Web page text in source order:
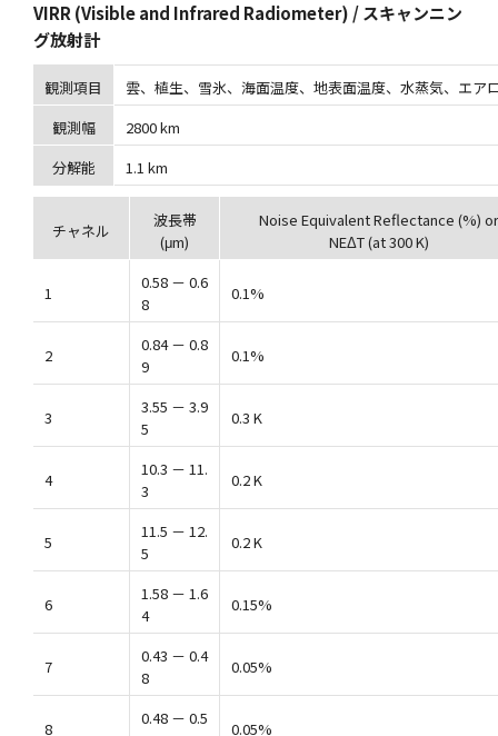
VIRR (Visible and Infrared Radiometer) / スキャンニン
グ放射計
観測項目
雲、植生、雪氷、海面温度、地表面温度、水蒸気、エア
観測幅
2800 km
分解能
1.1 km
チャネル
波長帯
(μm)
Noise Equivalent Reflectance (%) or
NEΔT (at 300 K)
1
0.58 － 0.6
8
0.1%
2
0.84 － 0.8
9
0.1%
3
3.55 － 3.9
5
0.3 K
4
10.3 － 11.
3
0.2 K
5
11.5 － 12.
5
0.2 K
6
1.58 － 1.6
4
0.15%
7
0.43 － 0.4
8
0.05%
8
0.48 － 0.5
0.05%